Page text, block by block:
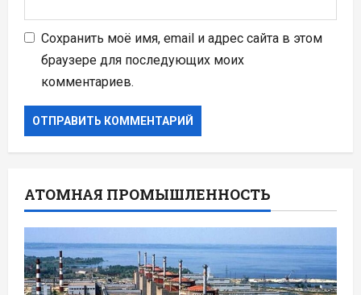
Сохранить моё имя, email и адрес сайта в этом
браузере для последующих моих
комментариев.
АТОМНАЯ ПРОМЫШЛЕННОСТЬ